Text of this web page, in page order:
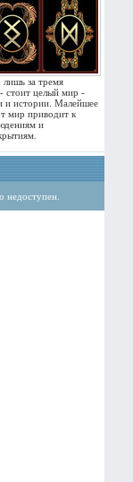
лишь за тремя
- стоит целый мир -
и истории. Малейшее
мир приводит к
и
недоступен.